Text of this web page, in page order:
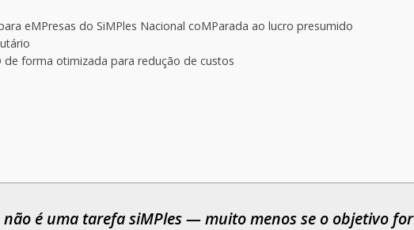
eMPresas do SiMPles Nacional coMParada ao lucro presumido
de forma otimizada para redução de custos
é uma tarefa siMPles — muito menos se o objetivo for